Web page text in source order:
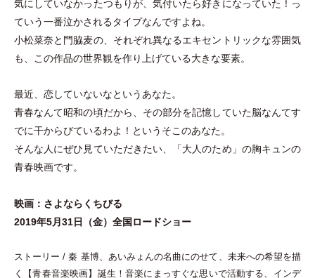
気にしていなかったつもりが、気付いたら好きになっていた！っ
ていう一番泣かされるタイプなんですよね。
小松菜奈と門脇麦の、それぞれ異なるエキセントリックな雰囲気
も、この作品の世界観を作り上げている大きな要素。
最近、恋していないなというあなた。
青春なんて昭和の頃だから、その部分を記憶していた脳なんてす
でに干からびているわよ！というそこのあなた。
そんな人にぜひ見ていただきたい、
「大人のため 」 の胸キュンの
青春映画です。
映画：さよならくちびる
2019年5月31日
（金） 全国ロードショー
ストーリー / 秦 基博、あいみょんの名曲にのせて、未来への希望を描
く【青春音楽映画】誕生！音楽にまっすぐな思いで活動する、インデ